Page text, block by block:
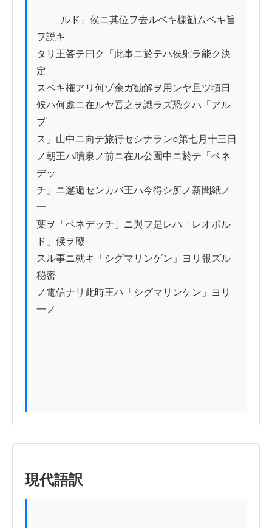
ヲ説キ
タリ王答テ曰ク「此事ニ於テハ侯躬ラ能ク決
定
スベキ権アリ何ゾ余ガ勧解ヲ用ンヤ且ツ頃日
候ハ何處ニ在ルヤ吾之ヲ識ラズ恐クハ「アル
プ
ス」山中ニ向テ旅行セシナラン○第七月十三日
ノ朝王ハ噴泉ノ前ニ在ル公園中ニ於テ「ベネ
デッ
チ」ニ邂逅センカバ王ハ今得シ所ノ新聞紙ノ
一
葉ヲ「ベネデッチ」ニ與フ是レハ「レオポル
ド」候ヲ廢
スル事ニ就キ「シグマリンゲン」ヨリ報ズル
秘密
ノ電信ナリ此時王ハ「シグマリンケン」ヨリ
一ノ
現代語訳